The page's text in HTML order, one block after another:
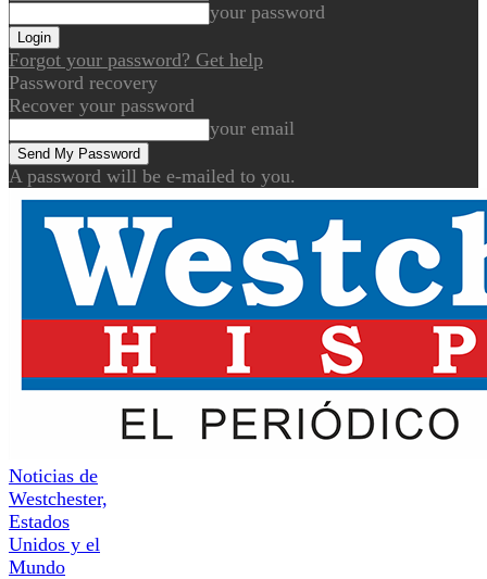
your password
Forgot your password? Get help
Password recovery
Recover your password
your email
A password will be e-mailed to you.
Noticias de
Westchester,
Estados
Unidos y el
Mundo